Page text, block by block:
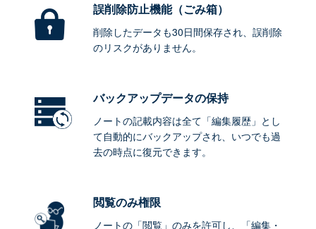
誤削除防止機能（ごみ箱）
削除したデータも30日間保存され、誤削除
のリスクがありません。
バックアップデータの保持
ノートの記載内容は全て「編集履歴」とし
て自動的にバックアップされ、いつでも過
去の時点に復元できます。
閲覧のみ権限
ノートの「閲覧」のみを許可し、「編集・